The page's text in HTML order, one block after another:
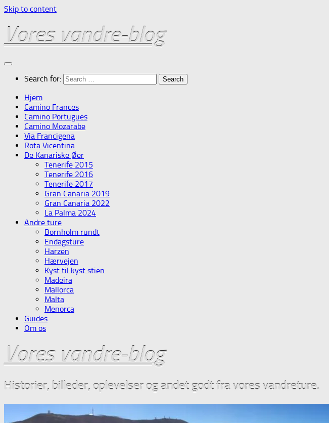
Skip to content
Vores vandre-blog
Search for:
Hjem
Camino Frances
Camino Portugues
Camino Mozarabe
Via Francigena
Rota Vicentina
De Kanariske Øer
Tenerife 2015
Tenerife 2016
Tenerife 2017
Gran Canaria 2019
Gran Canaria 2022
La Palma 2024
Andre ture
Bornholm rundt
Endagsture
Harzen
Hærvejen
Kyst til kyst stien
Madeira
Mallorca
Malta
Menorca
Guides
Om os
Vores vandre-blog
Historier, billeder, oplevelser og andet godt fra vores vandreture.